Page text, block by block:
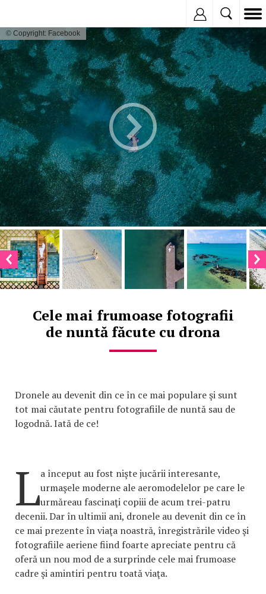
© Copyright: Facebook
Cele mai frumoase fotografii
de nuntă făcute cu drona
Dronele au devenit din ce în ce mai populare şi sunt
tot mai căutate pentru fotografiile de nuntă sau de
logodnă. Iată de ce!
La început au fost nişte jucării interesante,
urmaşele moderne ale aeromodelelor pe care le
urmăreau fascinaţi copiii de acum trei-patru
decenii. Dar în ultimii ani, dronele au devenit din ce în
ce mai prezente în viaţa noastră, înregistrările video şi
fotografiile aeriene fiind foarte apreciate pentru că
oferă un nou mod de a surprinde cele mai frumoase
cadre şi amintiri pentru toată viaţa.